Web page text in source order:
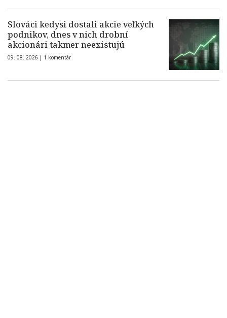
Slováci kedysi dostali akcie veľkých
podnikov, dnes v nich drobní
akcionári takmer neexistujú
09. 08. 2026 | 1 komentár